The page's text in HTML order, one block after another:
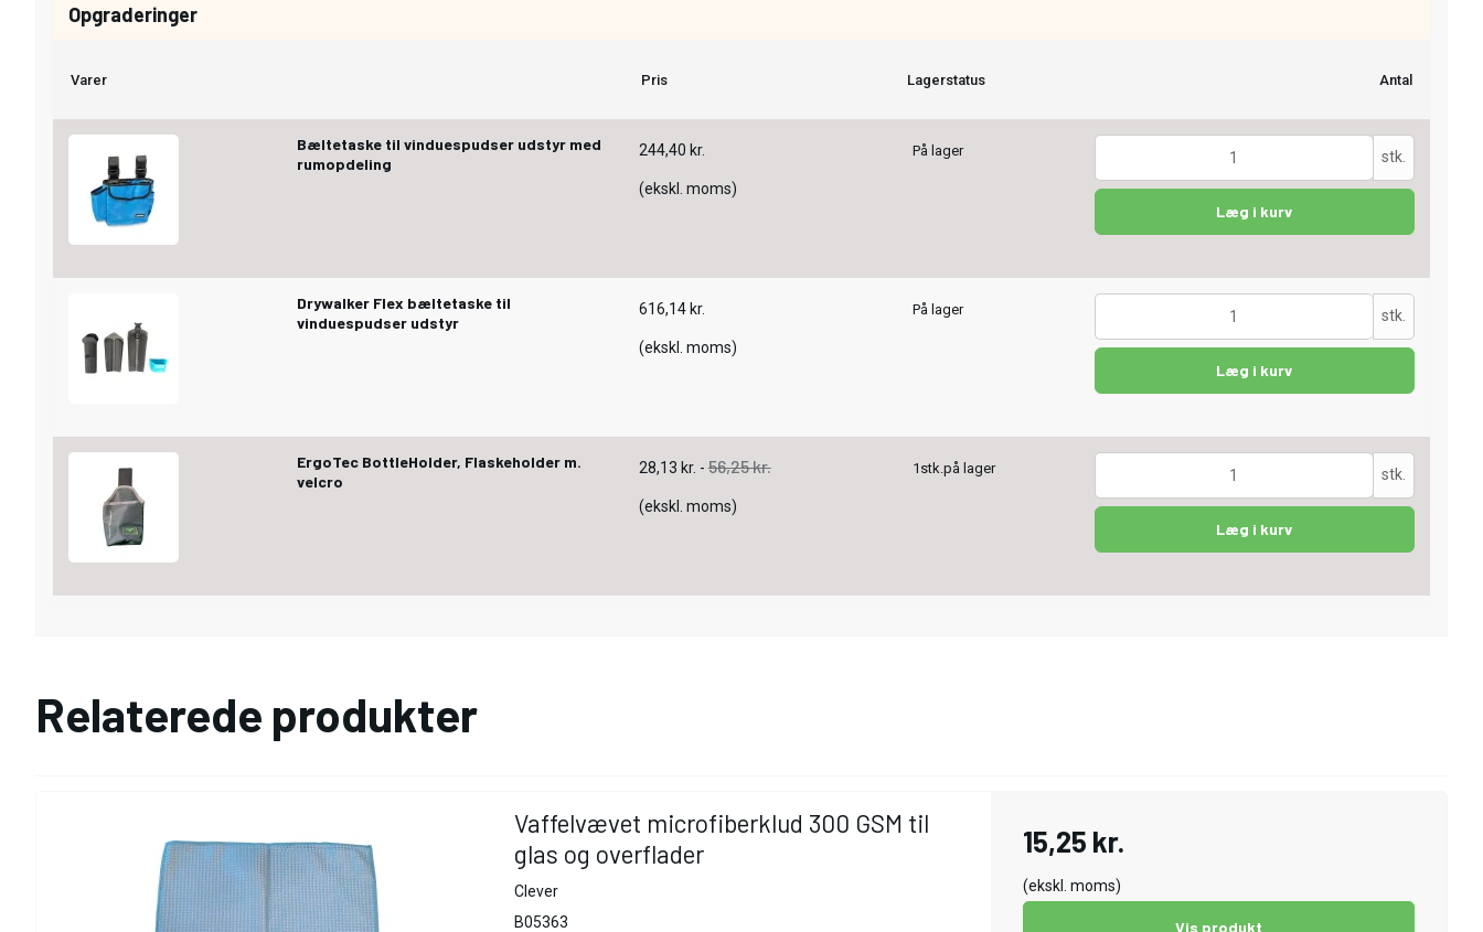
Opgraderinger
Varer Pris Lagerstatus Antal
Bæltetaske til vinduespudser udstyr med
rumopdeling
244,40 kr.
(ekskl. moms)
På lager stk.
Læg i kurv
Drywalker Flex bæltetaske til
vinduespudser udstyr
616,14 kr.
(ekskl. moms)
På lager stk.
Læg i kurv
ErgoTec BottleHolder, Flaskeholder m.
velcro
28,13 kr. -56,25 kr.
(ekskl. moms)
1 stk. på lager stk.
Læg i kurv
Relaterede produkter
Vaffelvævet microfiberklud 300 GSM til
glas og overflader
Clever
B05363
15,25 kr.
(ekskl. moms)
Vis produkt